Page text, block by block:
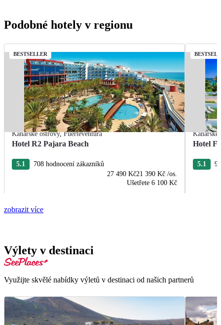
Podobné hotely v regionu
BESTSELLER
Kanárské ostrovy,Fuerteventura
Hotel R2 Pajara Beach
5.1
708 hodnocení zákazníků
27 490 Kč21 390 Kč /os.
Ušetřete 6 100 Kč
Kanárské
Hotel
5.1
zobrazit více
Výlety v destinaci
Využijte skvělé nabídky výletů v destinaci od našich partnerů